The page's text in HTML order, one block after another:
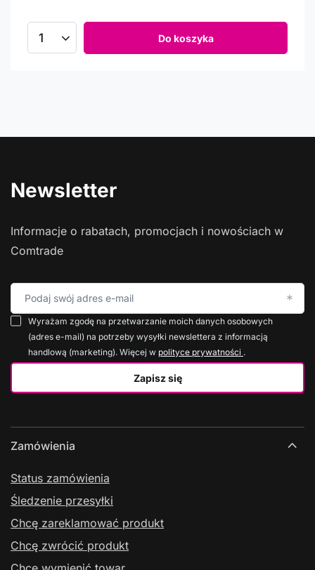
Do koszyka
Newsletter
Informacje o rabatach, promocjach i nowościach w
Comtrade
Podaj swój adres e-mail
Zapisz się
Wyrażam zgodę na przetwarzanie moich danych osobowych
(adres e-mail) na potrzeby wysyłki newslettera z informacją
handlową (marketing). Więcej w polityce prywatności .
Zamówienia
Status zamówienia
Śledzenie przesyłki
Chcę zareklamować produkt
Chcę zwrócić produkt